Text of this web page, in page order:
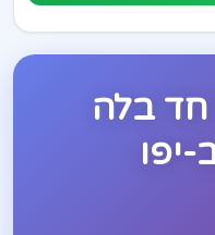
למכירה דירה 3 חד בלה
יפו